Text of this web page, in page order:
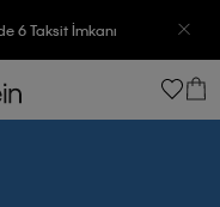
6 Taksit İmkanı